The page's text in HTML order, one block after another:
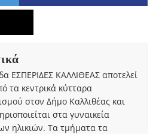
ΕΣΠΕΡΙΔΕΣ ΚΑΛΛΙΘΕΑΣ αποτελεί
τα κεντρικά κύτταρα
στον Δήμο Καλλιθέας και
στα γυναικεία
ηλικιών. Τα τμήματα τα